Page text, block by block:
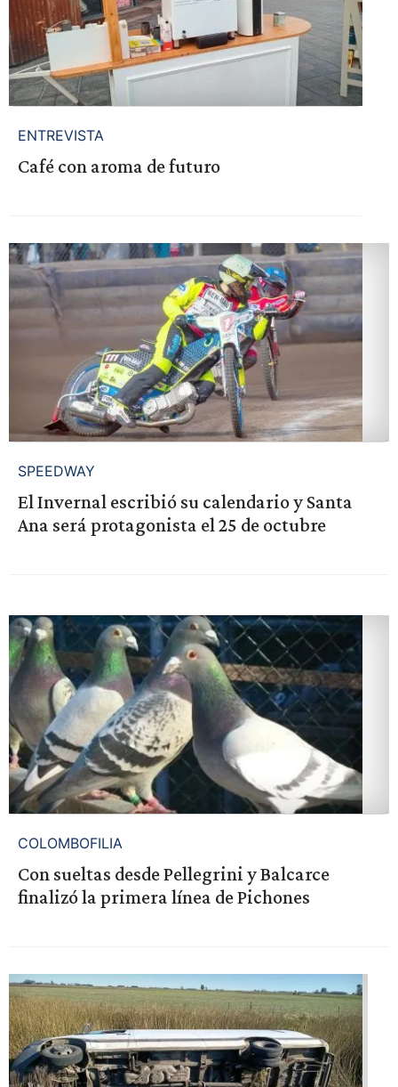
ENTREVISTA
Café con aroma de futuro
SPEEDWAY
El Invernal escribió su calendario y Santa
Ana será protagonista el 25 de octubre
COLOMBOFILIA
Con sueltas desde Pellegrini y Balcarce
finalizó la primera línea de Pichones